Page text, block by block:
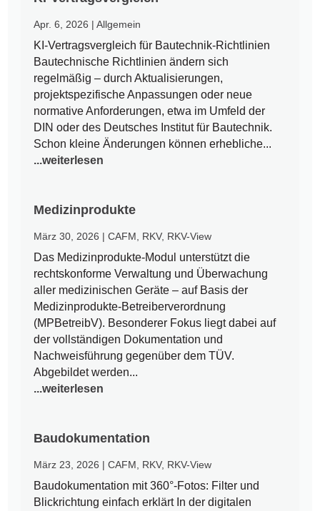
Apr. 6, 2026 |Allgemein
KI-Vertragsvergleich für Bautechnik-Richtlinien
Bautechnische Richtlinien ändern sich
regelmäßig – durch Aktualisierungen,
projektspezifische Anpassungen oder neue
normative Anforderungen, etwa im Umfeld der
DIN oder des Deutsches Institut für Bautechnik.
Schon kleine Änderungen können erhebliche...
...weiterlesen
Medizinprodukte
März 30, 2026 |CAFM RKV, RKV-View
Das Medizinprodukte-Modul unterstützt die
rechtskonforme Verwaltung und Überwachung
aller medizinischen Geräte – auf Basis der
Medizinprodukte-Betreiberverordnung
(MPBetreibV). Besonderer Fokus liegt dabei auf
der vollständigen Dokumentation und
Nachweisführung gegenüber dem TÜV.
Abgebildet werden...
...weiterlesen
Baudokumentation
März 23, 2026 |CAFM RKV, RKV-View
Baudokumentation mit 360°-Fotos: Filter und
Blickrichtung einfach erklärt In der digitalen